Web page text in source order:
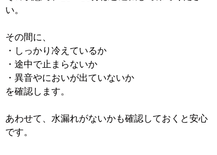
い。
その間に、
・しっかり冷えているか
・途中で止まらないか
・異音やにおいが出ていないか
を確認します。
あわせて、水漏れがないかも確認しておくと安心
です。